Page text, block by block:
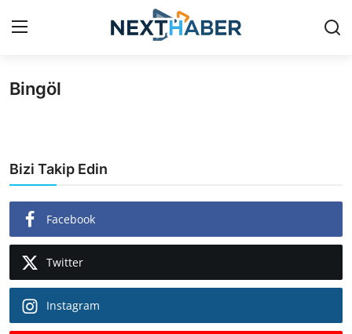
Giriş Yap
Finans
Magazin
Teknoloji
Siyaset
Spor
Bingöl
Bizi Takip Edin
Facebook
Twitter
Instagram